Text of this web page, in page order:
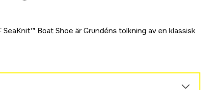
Boat Shoe är Grundéns tolkning av en klassisk